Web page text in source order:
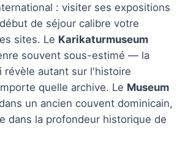
: visiter ses expositions
de séjour calibre votre
sites. Le Karikaturmuseum
souvent sous-estimé — la
autant sur l'histoire
quelle archive. Le Museum
un ancien couvent dominicain,
dans la profondeur historique de